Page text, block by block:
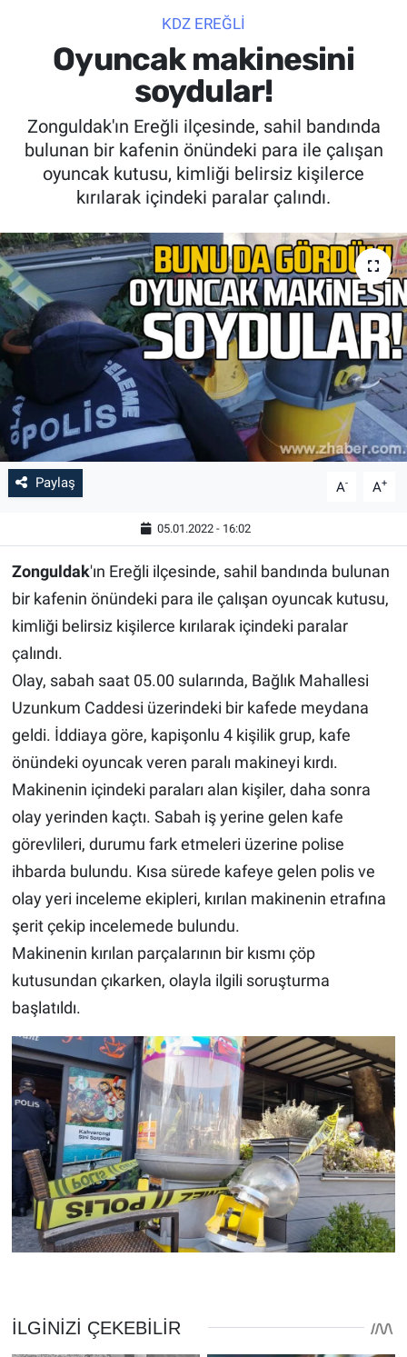
KDZ EREĞLİ
Oyuncak makinesini
soydular!
Zonguldak'ın Ereğli ilçesinde, sahil bandında
bulunan bir kafenin önündeki para ile çalışan
oyuncak kutusu, kimliği belirsiz kişilerce
kırılarak içindeki paralar çalındı.
Paylaş A- A+
05.01.2022 - 16:02
Zonguldak'ın Ereğli ilçesinde, sahil bandında bulunan
bir kafenin önündeki para ile çalışan oyuncak kutusu,
kimliği belirsiz kişilerce kırılarak içindeki paralar
çalındı.
Olay, sabah saat 05.00 sularında, Bağlık Mahallesi
Uzunkum Caddesi üzerindeki bir kafede meydana
geldi. İddiaya göre, kapişonlu 4 kişilik grup, kafe
önündeki oyuncak veren paralı makineyi kırdı.
Makinenin içindeki paraları alan kişiler, daha sonra
olay yerinden kaçtı. Sabah iş yerine gelen kafe
görevlileri, durumu fark etmeleri üzerine polise
ihbarda bulundu. Kısa sürede kafeye gelen polis ve
olay yeri inceleme ekipleri, kırılan makinenin etrafına
şerit çekip incelemede bulundu.
Makinenin kırılan parçalarının bir kısmı çöp
kutusundan çıkarken, olayla ilgili soruşturma
başlatıldı.
SPOR
SAĞLIK